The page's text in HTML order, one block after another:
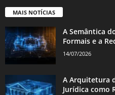
MAIS NOTÍCIAS
A Semântica
Formais e a
14/07/2026
A Arquitetura
Jurídica como